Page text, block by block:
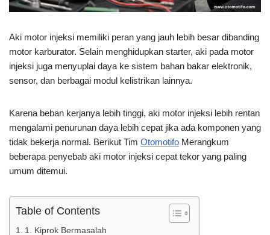
Aki motor injeksi memiliki peran yang jauh lebih besar dibanding
motor karburator. Selain menghidupkan starter, aki pada motor
injeksi juga menyuplai daya ke sistem bahan bakar elektronik,
sensor, dan berbagai modul kelistrikan lainnya.
Karena beban kerjanya lebih tinggi, aki motor injeksi lebih rentan
mengalami penurunan daya lebih cepat jika ada komponen yang
tidak bekerja normal. Berikut Tim Otomotifo Merangkum
beberapa penyebab aki motor injeksi cepat tekor yang paling
umum ditemui.
Table of Contents
1. Kiprok Bermasalah